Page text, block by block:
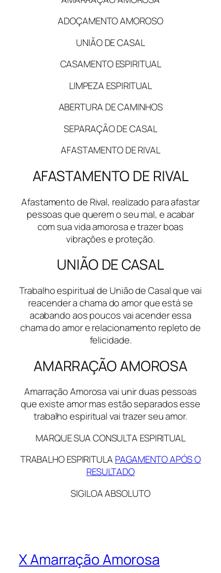
ADOÇAMENTO AMOROSO
UNIÃO DE CASAL
CASAMENTO ESPIRITUAL
LIMPEZA ESPIRITUAL
ABERTURA DE CAMINHOS
SEPARAÇÃO DE CASAL
AFASTAMENTO DE RIVAL
AFASTAMENTO DE RIVAL
Afastamento de Rival, realizado para afastar
pessoas que querem o seu mal, e acabar
com sua vida amorosa e trazer boas
vibrações e proteção.
UNIÃO DE CASAL
Trabalho espiritual de União de Casal que vai
reacender a chama do amor que está se
acabando aos poucos vai acender essa
chama do amor e relacionamento repleto de
felicidade.
AMARRAÇÃO AMOROSA
Amarração Amorosa vai unir duas pessoas
que existe amor mas estão separados esse
trabalho espiritual vai trazer seu amor.
MARQUE SUA CONSULTA ESPIRITUAL
TRABALHO ESPIRITULA PAGAMENTO APÓS O
RESULTADO
SIGILOA ABSOLUTO
X Amarração Amorosa